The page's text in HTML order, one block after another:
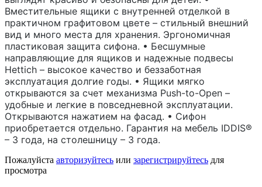
Вместительные ящики с внутренней отделкой в
практичном графитовом цвете – стильный внешний
вид и много места для хранения. Эргономичная
пластиковая защита сифона. • Бесшумные
направляющие для ящиков и надежные подвесы
Hettich – высокое качество и беззаботная
эксплуатация долгие годы. • Ящики мягко
открываются за счет механизма Push-to-Open –
удобные и легкие в повседневной эксплуатации.
Открываются нажатием на фасад. • Сифон
приобретается отдельно. Гарантия на мебель IDDIS®
– 3 года, на столешницу – 3 года.
Пожалуйста авторизуйтесь или зарегистрируйтесь для
просмотра